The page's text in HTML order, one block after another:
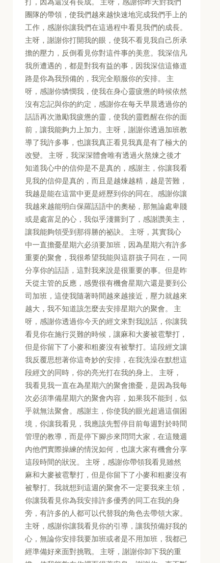
團隊的帶領，使我們越來越快速地完成我們手上的
工作，感謝你讓我們在這過程中看見我們的成長。
主呀，謝謝你打開我的眼，使我不看見我自己所承
擔的壓力，反倒看見你對這件事的美意。我深信凡
我所遭遇的，都是對我有益的事，因我深信這條道
路是你為我預備的，我完全順服你的安排。 主
呀，感謝你憐憫我，使我在身心靈疲憊的時候依然
沒有忘記與你的約定，感謝你在每天早晨透過你的
話語再次激勵我疲憊的靈，使我的靈甦醒在你的面
前，讓我能夠力上加力。主呀，謝謝你透過加班教
導了我許多事，也讓我真正看見我真是有了極大的
改變。 主呀，我深深體會唯有透過火熬煉之後才
知道我心中的信仰是不是真的，感謝主，你讓我看
見我的信仰是真的，而且是越煉越精，越是苦難，
我越是能在這當中更是經歷到你的同在。感謝你讓
我越來越能明白保羅話語中的奧秘，那無論處卑賤
或是處富足的心，我似乎淺嘗到了，感謝讚美主，
讓我能夠領受到那得勝的祕訣。 主呀，其實我心
中一直擔憂星期六必須要加班，因為星期六有許多
重要的聚會，我很希望我能與這群孩子同在，一同
分享你的話語，這對我來說是很重要的事。但是昨
天從主管的反應，感覺很有機會星期六還是要到公
司加班，這使我隨著時間越來越接近，壓力就越來
越大，我不知道該怎麼去安排星期六的聚會。 主
呀，感謝你透過你今天的經文來對我說話，你讓我
看見你在施行災難的時候，讓麻和大麥被雹擊打，
但是你留下了小麥和粗麥沒有被擊打。這段經文讓
我反覆思想著你這奇妙的安排，在我洗澡在默想這
段經文的同時，你的亮光打在我的身上。 主呀，
我看見我一直在為星期六的聚會擔憂，是因為我每
次必須準備星期六的聚會內容，如果我不能到，似
乎就無法聚會。感謝主，你使我的眼光超過這個困
境，你讓我看見，我應該先暫停目前每週對於時間
管理的教導，而是停下腳步來問問大家，在這幾週
內他們實際操練的情況如何，也讓大家有機會分享
這段時間的狀況。 主呀，感謝你帶領我看見雖然
麻和大麥被雹擊打，但是你留下了小麥和粗麥沒有
被擊打。我就想到這週的聚會不一定要我來主領，
你讓我看見你為我安排許多優秀的同工在我的身
旁，有許多的人都可以代替我的角色去帶領大家。
主呀，感謝你讓我看見你的引導，讓我預備好我的
心，無論你安排我要加班或者是不用加班，我都已
經準備好來面對挑戰。 主呀，謝謝你卸下我的重